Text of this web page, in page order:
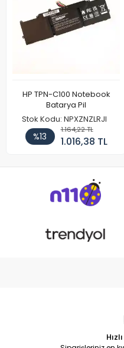
HP TPN-C100 Notebook
Batarya Pil
Stok Kodu: NPXZNZLRJI
%13
1.164,22 TL
1.016,38 TL